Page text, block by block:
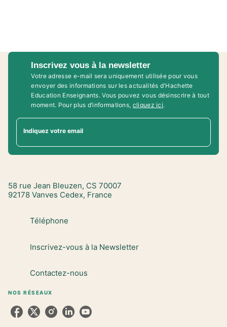
Inscrivez vous à la newsletter
Votre adresse e-mail sera uniquement utilisée pour vous
envoyer des informations sur les actualités d'Hachette
Education Enseignants. Vous pouvez vous désinscrire à tout
moment. Pour plus d’informations, cliquez ici.
Indiquez votre email
58 rue Jean Bleuzen, CS 70007
92178 Vanves Cedex, France
Téléphone
Inscrivez-vous à la Newsletter
Contactez-nous
NOS RÉSEAUX